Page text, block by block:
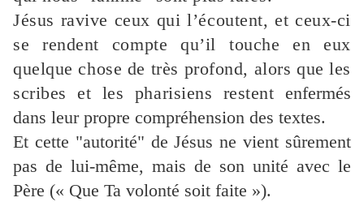
Jésus ravive ceux qui l’écoutent, et ceux-ci
se rendent compte qu’il touche en eux
quelque chose de très profond, alors que les
scribes et les pharisiens restent enfermés
dans leur propre compréhension des textes.
Et cette "autorité" de Jésus ne vient sûrement
pas de lui-même, mais de son unité avec le
Père (« Que Ta volonté soit faite »).